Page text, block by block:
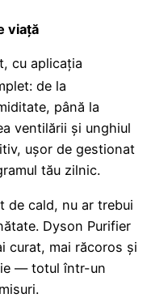
viață
cu aplicația
de la
până la
ventilării și unghiul
ușor de gestionat
tău zilnic.
de cald, nu ar trebui
Dyson Purifier
curat, mai răcoros și
— totul într-un